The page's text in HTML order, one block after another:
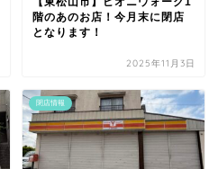
階のあのお店！今月末に閉店
となります！
2025年11月3日
閉店情報